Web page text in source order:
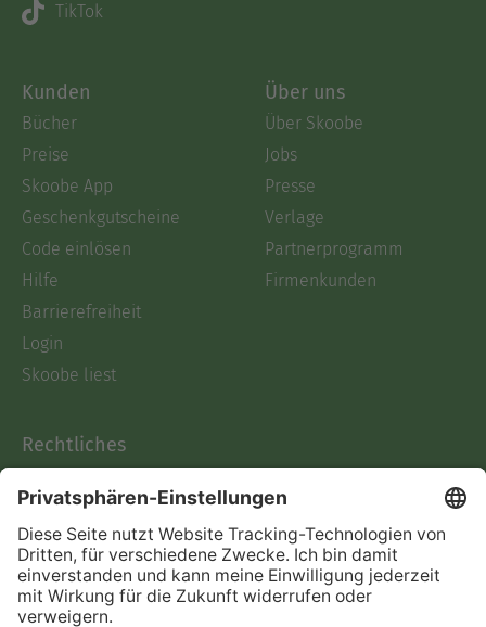
TikTok
Kunden
Bücher
Preise
Skoobe App
Geschenkgutscheine
Code einlösen
Hilfe
Barrierefreiheit
Login
Skoobe liest
Über uns
Über Skoobe
Jobs
Presse
Verlage
Partnerprogramm
Firmenkunden
Rechtliches
AGB
Informationen nach Data
Act
Verträge hier kündigen